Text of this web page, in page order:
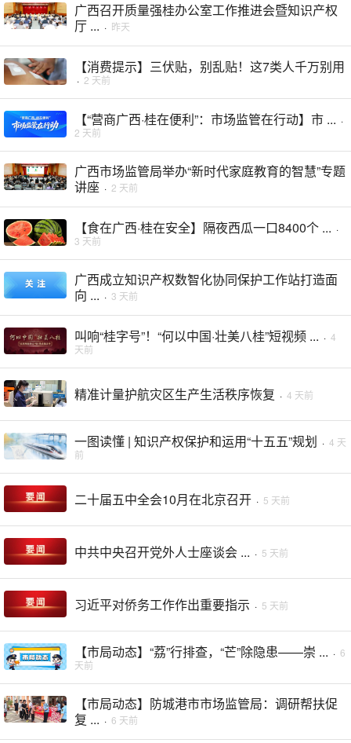
广西召开质量强桂办公室工作推进会暨知识产权
厅 ... · 昨天
【消费提示】三伏贴，别乱贴！这7类人千万别用
· 2 天前
【“营商广西·桂在便利”：市场监管在行动】市 ... ·
2 天前
广西市场监管局举办“新时代家庭教育的智慧”专题
讲座 · 2 天前
【食在广西·桂在安全】隔夜西瓜一口8400个 ... ·
3 天前
广西成立知识产权数智化协同保护工作站打造面
向 ... · 3 天前
叫响“桂字号”！“何以中国·壮美八桂”短视频 ... · 4
天前
精准计量护航灾区生产生活秩序恢复 · 4 天前
一图读懂 | 知识产权保护和运用“十五五”规划 · 4 天
前
二十届五中全会10月在北京召开 · 5 天前
中共中央召开党外人士座谈会 ... · 5 天前
习近平对侨务工作作出重要指示 · 5 天前
【市局动态】“荔”行排查，“芒”除隐患——崇 ... · 6
天前
【市局动态】防城港市市场监管局：调研帮扶促
复 ... · 6 天前